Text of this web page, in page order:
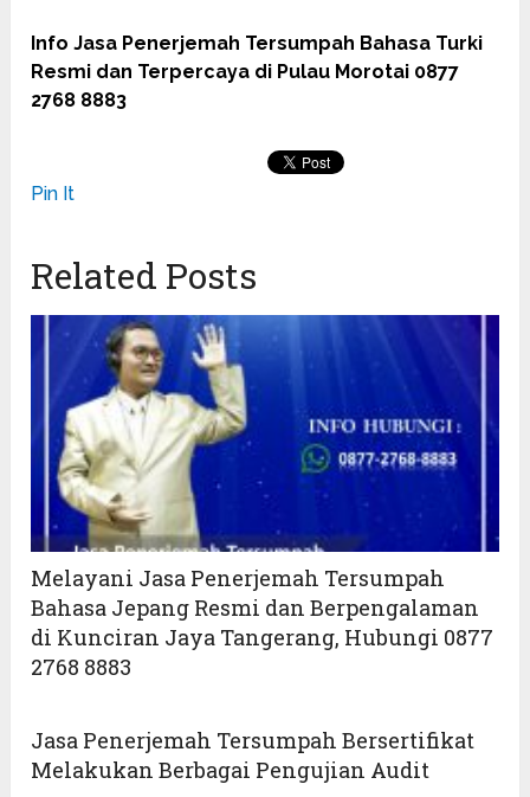
Info Jasa Penerjemah Tersumpah Bahasa Turki
Resmi dan Terpercaya di Pulau Morotai 0877
2768 8883
Pin It
Related Posts
Melayani Jasa Penerjemah Tersumpah
Bahasa Jepang Resmi dan Berpengalaman
di Kunciran Jaya Tangerang, Hubungi 0877
2768 8883
Jasa Penerjemah Tersumpah Bersertifikat
Melakukan Berbagai Pengujian Audit